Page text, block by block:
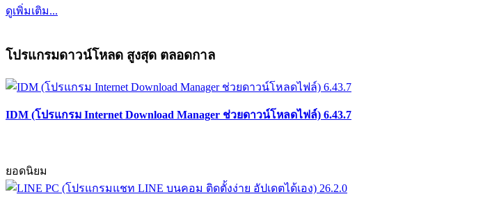
ดูเพิ่มเติม...
โปรแกรมดาวน์โหลด สูงสุด ตลอดกาล
IDM (โปรแกรม Internet Download Manager ช่วยดาวน์โหลดไฟล์) 6.43.7
ยอดนิยม